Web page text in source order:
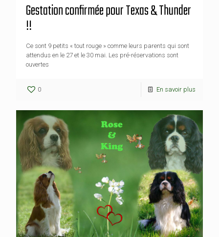
Gestation confirmée pour Texas & Thunder
!!
Ce sont 9 petits « tout rouge » comme leurs parents qui sont
attendus en le 27 et le 30 mai. Les pré-réservations sont
ouvertes
0 En savoir plus